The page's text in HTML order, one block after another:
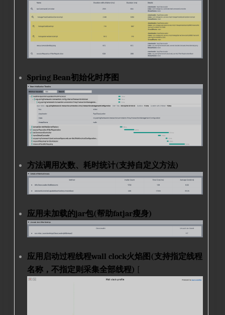
Spring Bean初始化时序图
方法调用次数、耗时统计(支持自定义方法)
应用未加载的jar包(帮助fatjar瘦身)
应用启动过程线程wall clock火焰图(支持指定线程
名称，不指定则采集全部线程) [